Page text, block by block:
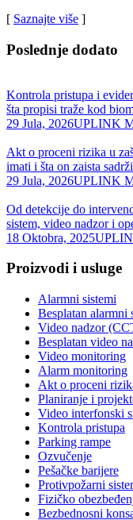
[ Saznajte više ]
Poslednje dodato
Kontrola pristupa i
šta propisi traže kod
29 Jula, 2026UPLINK
Akt o proceni rizika u
imati i šta on zaista sadrži
29 Jula, 2026UPLINK
Od detekcije do
sistem, video nadzor i
18 Oktobra, 2025
Proizvodi i usluge
Alarmni sistemi
Besplatan alarmni
Video nadzor
Besplatan video
Video monitoring
Alarm monitoring
Akt o proceni
Planiranje i
Video interfonski
Kontrola pristupa
Parking rampe
Ozvučenje
Pešačke barijere
Protivpožarni
Fizičko
Bezbednosni